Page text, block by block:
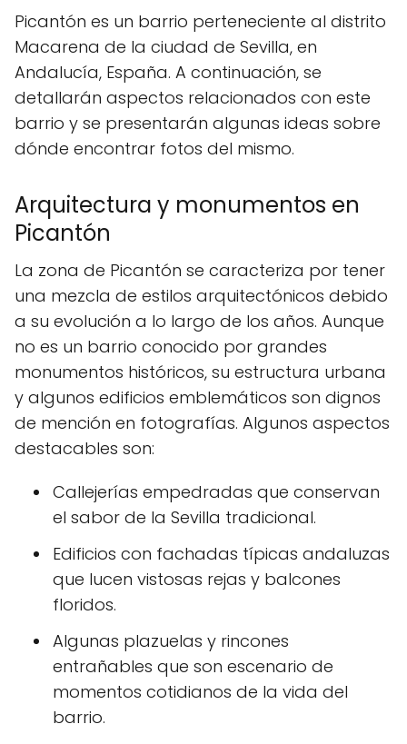
Picantón es un barrio perteneciente al distrito
Macarena de la ciudad de Sevilla, en
Andalucía, España. A continuación, se
detallarán aspectos relacionados con este
barrio y se presentarán algunas ideas sobre
dónde encontrar fotos del mismo.
Arquitectura y monumentos en
Picantón
La zona de Picantón se caracteriza por tener
una mezcla de estilos arquitectónicos debido
a su evolución a lo largo de los años. Aunque
no es un barrio conocido por grandes
monumentos históricos, su estructura urbana
y algunos edificios emblemáticos son dignos
de mención en fotografías. Algunos aspectos
destacables son:
Callejerías empedradas que conservan
el sabor de la Sevilla tradicional.
Edificios con fachadas típicas andaluzas
que lucen vistosas rejas y balcones
floridos.
Algunas plazuelas y rincones
entrañables que son escenario de
momentos cotidianos de la vida del
barrio.